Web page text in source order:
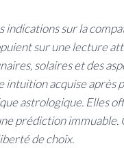
indications sur la
sur une lecture
solaires et des
intuition acquise après
astrologique. Elles
prédiction immuable.
de choix.